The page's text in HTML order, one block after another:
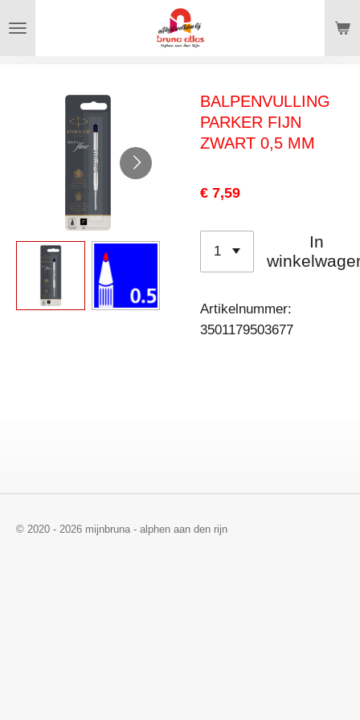
direct
hoofdinhoud
BALPENVULLING
PARKER FIJN
ZWART 0,5 MM
€ 7,59
In
Artikelnummer:
3501179503677
© 2020 - 2026 mijnbruna - alphen aan den rijn